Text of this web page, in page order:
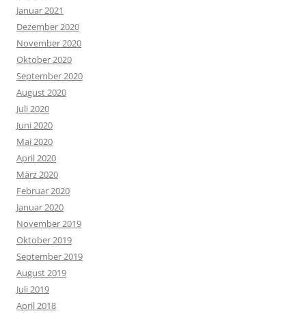
Januar 2021
Dezember 2020
November 2020
Oktober 2020
September 2020
August 2020
Juli 2020
Juni 2020
Mai 2020
April 2020
März 2020
Februar 2020
Januar 2020
November 2019
Oktober 2019
September 2019
August 2019
Juli 2019
April 2018